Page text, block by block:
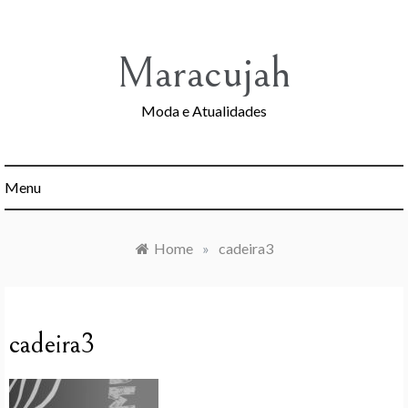
Maracujah
Moda e Atualidades
Menu
Home » cadeira3
cadeira3